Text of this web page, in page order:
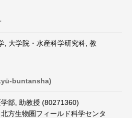
, 大学院・水産科学研究科, 教
buntansha)
部, 助教授 (80271360)
方生物圏フィールド科学センタ